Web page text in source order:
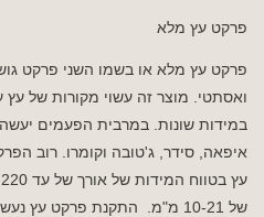
פרקט עץ מלא
פרקט עץ מלא או בשמו השני פרקט
ואסתטי. מוצר זה עשוי מקורות של עץ
במידות שונות. במרבית הפעמים יעשה
איפאה, סידר, ג'טובה וקומרו. רוב
של 10-21 מ"מ. התקנת פרקט